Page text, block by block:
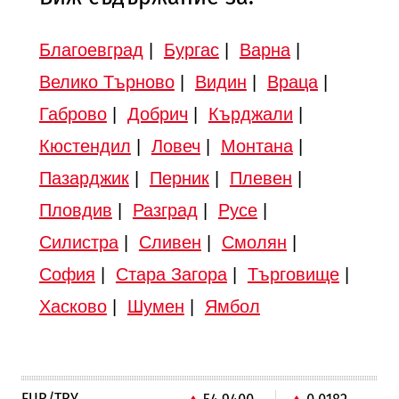
Благоевград Бургас| Варна|
Велико Търново| Видин Враца|
Габрово| Добрич Кърджали
Кюстендил
Ловеч Монтана|
Пазарджик| Перник| Плевен
Пловдив
Разград Русе|
Силистра| Сливен Смолян
София
Стара Загора| Търговище|
Хасково| Шумен Ямбол